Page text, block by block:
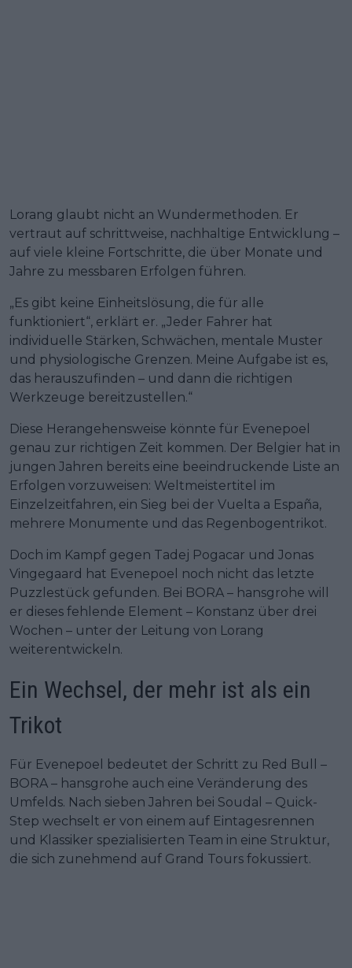
Lorang glaubt nicht an Wundermethoden. Er
vertraut auf schrittweise, nachhaltige Entwicklung –
auf viele kleine Fortschritte, die über Monate und
Jahre zu messbaren Erfolgen führen.
„Es gibt keine Einheitslösung, die für alle
funktioniert“, erklärt er. „Jeder Fahrer hat
individuelle Stärken, Schwächen, mentale Muster
und physiologische Grenzen. Meine Aufgabe ist es,
das herauszufinden – und dann die richtigen
Werkzeuge bereitzustellen.“
Diese Herangehensweise könnte für Evenepoel
genau zur richtigen Zeit kommen. Der Belgier hat in
jungen Jahren bereits eine beeindruckende Liste an
Erfolgen vorzuweisen: Weltmeistertitel im
Einzelzeitfahren, ein Sieg bei der Vuelta a España,
mehrere Monumente und das Regenbogentrikot.
Doch im Kampf gegen Tadej Pogacar und Jonas
Vingegaard hat Evenepoel noch nicht das letzte
Puzzlestück gefunden. Bei BORA – hansgrohe will
er dieses fehlende Element – Konstanz über drei
Wochen – unter der Leitung von Lorang
weiterentwickeln.
Ein Wechsel, der mehr ist als ein
Trikot
Für Evenepoel bedeutet der Schritt zu Red Bull –
BORA – hansgrohe auch eine Veränderung des
Umfelds. Nach sieben Jahren bei Soudal – Quick-
Step wechselt er von einem auf Eintagesrennen
und Klassiker spezialisierten Team in eine Struktur,
die sich zunehmend auf Grand Tours fokussiert.